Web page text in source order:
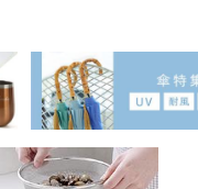
さらひや触感敷パ
ッド シン
イ